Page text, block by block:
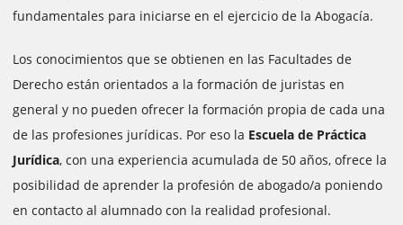
fundamentales para iniciarse en el ejercicio de la Abogacía.
Los conocimientos que se obtienen en las Facultades de
Derecho están orientados a la formación de juristas en
general y no pueden ofrecer la formación propia de cada una
de las profesiones jurídicas. Por eso la Escuela de Práctica
Jurídica, con una experiencia acumulada de 50 años, ofrece la
posibilidad de aprender la profesión de abogado/a poniendo
en contacto al alumnado con la realidad profesional.